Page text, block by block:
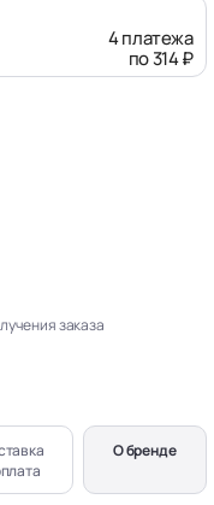
4 платежа
по 314 ₽
заказа
О бренде